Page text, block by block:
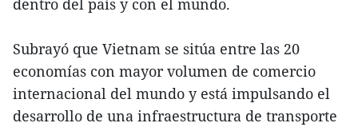
dentro del país y con el mundo.
Subrayó que Vietnam se sitúa entre las 20
economías con mayor volumen de comercio
internacional del mundo y está impulsando el
desarrollo de una infraestructura de transporte